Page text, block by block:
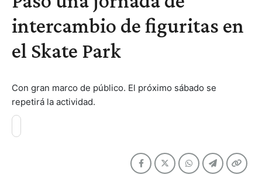
intercambio de figuritas en
el Skate Park
Con gran marco de público. El próximo sábado se
repetirá la actividad.